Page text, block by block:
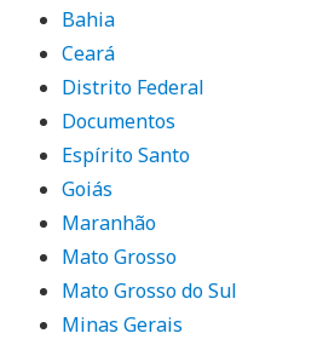
Bahia
Ceará
Distrito Federal
Documentos
Espírito Santo
Goiás
Maranhão
Mato Grosso
Mato Grosso do Sul
Minas Gerais